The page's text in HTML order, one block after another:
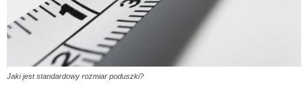
Jaki jest standardowy rozmiar poduszki?